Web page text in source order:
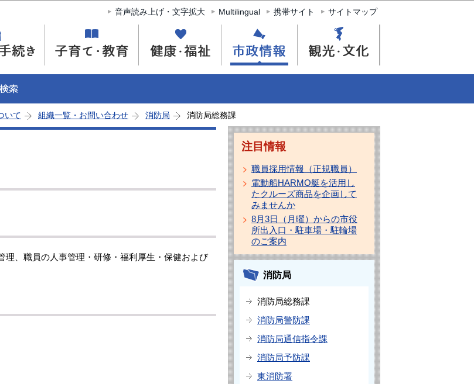
このページの本文へ移動
音声読み上げ・文字拡大 Multilingual 携帯サイト サイトマップ
いて 組織一覧・お問い合わせ 消防局 消防局総務課
、職員の人事管理・研修・福利厚生・保健および
注目情報
職員採用情報（正規職員）
電動船HARMO艇を活用し
たクルーズ商品を企画して
みませんか
8月3日（月曜）からの市役
所出入口・駐車場・駐輪場
のご案内
消防局
消防局総務課
消防局警防課
消防局通信指令課
消防局予防課
東消防署